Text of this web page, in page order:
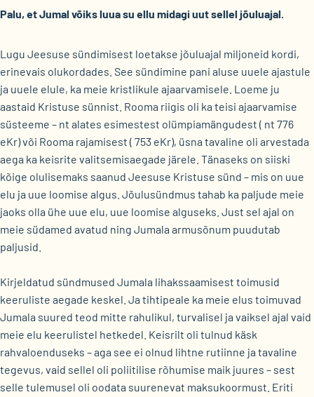
Palu, et Jumal võiks luua su ellu midagi uut sellel jõuluajal.
Lugu Jeesuse sündimisest loetakse jõuluajal miljoneid kordi,
erinevais olukordades. See sündimine pani aluse uuele ajastule
ja uuele elule, ka meie kristlikule ajaarvamisele. Loeme ju
aastaid Kristuse sünnist. Rooma riigis oli ka teisi ajaarvamise
süsteeme – nt alates esimestest olümpiamängudest ( nt 776
eKr) või Rooma rajamisest ( 753 eKr), üsna tavaline oli arvestada
aega ka keisrite valitsemisaegade järele. Tänaseks on siiski
kõige olulisemaks saanud Jeesuse Kristuse sünd – mis on uue
elu ja uue loomise algus. Jõulusündmus tahab ka paljude meie
jaoks olla ühe uue elu, uue loomise alguseks. Just sel ajal on
meie südamed avatud ning Jumala armusõnum puudutab
paljusid.
Kirjeldatud sündmused Jumala lihakssaamisest toimusid
keeruliste aegade keskel. Ja tihtipeale ka meie elus toimuvad
Jumala suured teod mitte rahulikul, turvalisel ja vaiksel ajal vaid
meie elu keerulistel hetkedel. Keisrilt oli tulnud käsk
rahvaloenduseks – aga see ei olnud lihtne rutiinne ja tavaline
tegevus, vaid sellel oli poliitilise rõhumise maik juures – sest
selle tulemusel oli oodata suurenevat maksukoormust. Eriti